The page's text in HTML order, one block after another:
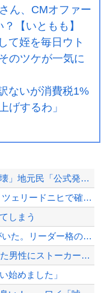
ん、CMオファー
【いともも】
て姪を毎日ウト
のツケが一気に
ないが消費税1%
げするわ」
中国「大洪水！」中国ダム「決壊」地元民「公式発表より死者多い！」中国政府「住民拘...
【衝撃】クルタ族虐 殺の犯人、ツェリードニヒで確定！クロロの演劇のせいで2人も無...
しまう
【ＧＪ】 クラスに迷惑な池沼がいた。リーダー格のＡ「なんで支援学級に入れないんで...
24歳無職女、中学の同級生だった男性にストーカーして逮捕 全く親しくないのに20...
始めました」